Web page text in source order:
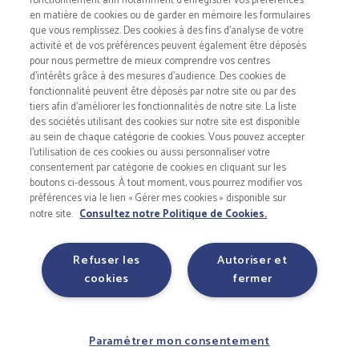
POLITIQUE DE DONNÉES PERSONNELLES
COOKIES
INSTAGRAM
LINKEDIN
ACCESSIBILITÉ
©2018 FONDATION D’ENTREPRISE LACTEL. Tous droits
Website design by Shortlinks
en matière de cookies ou de garder en mémoire les formulaires
que vous remplissez. Des cookies à des fins d’analyse de votre
activité et de vos préférences peuvent également être déposés
pour nous permettre de mieux comprendre vos centres
d'intérêts grâce à des mesures d’audience. Des cookies de
fonctionnalité peuvent être déposés par notre site ou par des
tiers afin d’améliorer les fonctionnalités de notre site. La liste
des sociétés utilisant des cookies sur notre site est disponible
au sein de chaque catégorie de cookies. Vous pouvez accepter
l’utilisation de ces cookies ou aussi personnaliser votre
consentement par catégorie de cookies en cliquant sur les
boutons ci-dessous. À tout moment, vous pourrez modifier vos
préférences via le lien « Gérer mes cookies » disponible sur
notre site. Consultez notre Politique de Cookies.
Autoriser et
fermer
Refuser les
cookies
Paramétrer mon consentement